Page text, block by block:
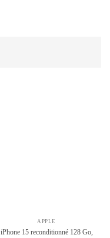
APPLE
iPhone 15 reconditionné 128 Go,